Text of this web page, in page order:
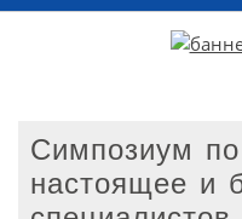
Симпозиум
настоящее и